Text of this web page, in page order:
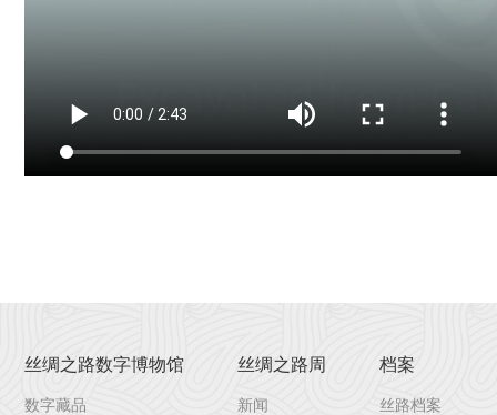
丝绸之路数字博物馆
数字藏品
丝绸之路周
新闻
档案
丝路档案